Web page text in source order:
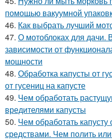
помощью вакуумной
46. Как выбрать лучший
47. О мотоблоках для дачи.
зависимости от
мощности
48. Обработка капусты от
от гусениц на капусте
49. Чем обработать
вредителями капусты
50. Чем обработать
средствами. Чем полить